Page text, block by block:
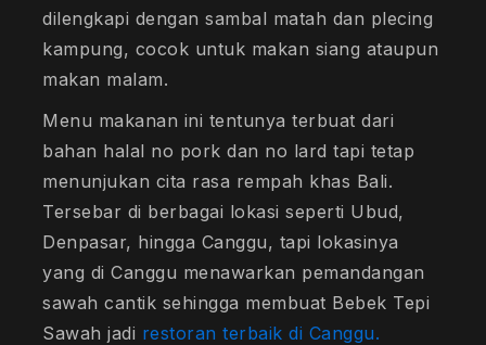
dilengkapi dengan sambal matah dan plecing
kampung, cocok untuk makan siang ataupun
makan malam.
Menu makanan ini tentunya terbuat dari
bahan halal no pork dan no lard tapi tetap
menunjukan cita rasa rempah khas Bali.
Tersebar di berbagai lokasi seperti Ubud,
Denpasar, hingga Canggu, tapi lokasinya
yang di Canggu menawarkan pemandangan
sawah cantik sehingga membuat Bebek Tepi
Sawah jadi restoran terbaik di Canggu.